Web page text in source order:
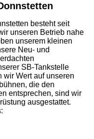
besteht seit
unseren Betrieb nahe
unserem kleinen
Neu- und
SB-Tankstelle
wir Wert auf unseren
die den
entsprechen, sind wir
ausgestattet.